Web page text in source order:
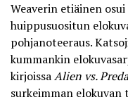
Weaverin etiäinen
huippusuositun
pohjanoteeraus.
kummankin
kirjoissaAlien vs.
surkeimman